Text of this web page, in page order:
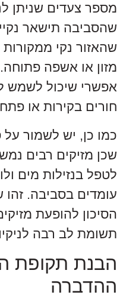
מספר צעדים שניתן
שהסביבה תישאר
שהאזור נקי
מזון או אשפה
אפשרי שיכול לשמש
חורים בקירות או
כמו כן, יש לשמור
שכן מזיקים רבים
לטפל בנזילות מים
עומדים בסביבה.
הסיכון להופעת
תשומת לב רבה
הבנת תקופת
ההדברה